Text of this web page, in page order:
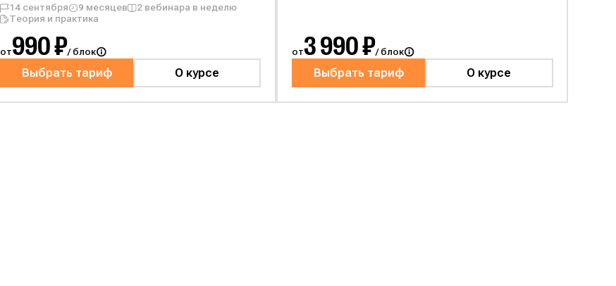
14 сентября 9 месяцев
2 вебинара в неделю
Теория и практика
от990 ₽/ блок
Выбрать тариф О курсе
от3 990 ₽/ блок
Выбрать тариф О курсе